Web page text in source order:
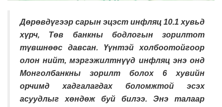
Дөрөвдүгээр сарын эцэст инфляц 10.1 хувьд
хүрч, Төв банкны бодлогын зорилтот
түвшнөөс давсан. Үүнтэй холбоотойгоор
олон нийт, мэргэжилтнүүд инфляц энэ онд
Монголбанкны зорилт болох 6 хувийн
орчимд хадгалагдах боломжтой эсэх
асуудлыг хөндөж буй билээ. Энэ талаар